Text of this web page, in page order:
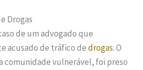
Drogas
de um advogado que
acusado de tráfico dedrogas. O
comunidade vulnerável, foi preso